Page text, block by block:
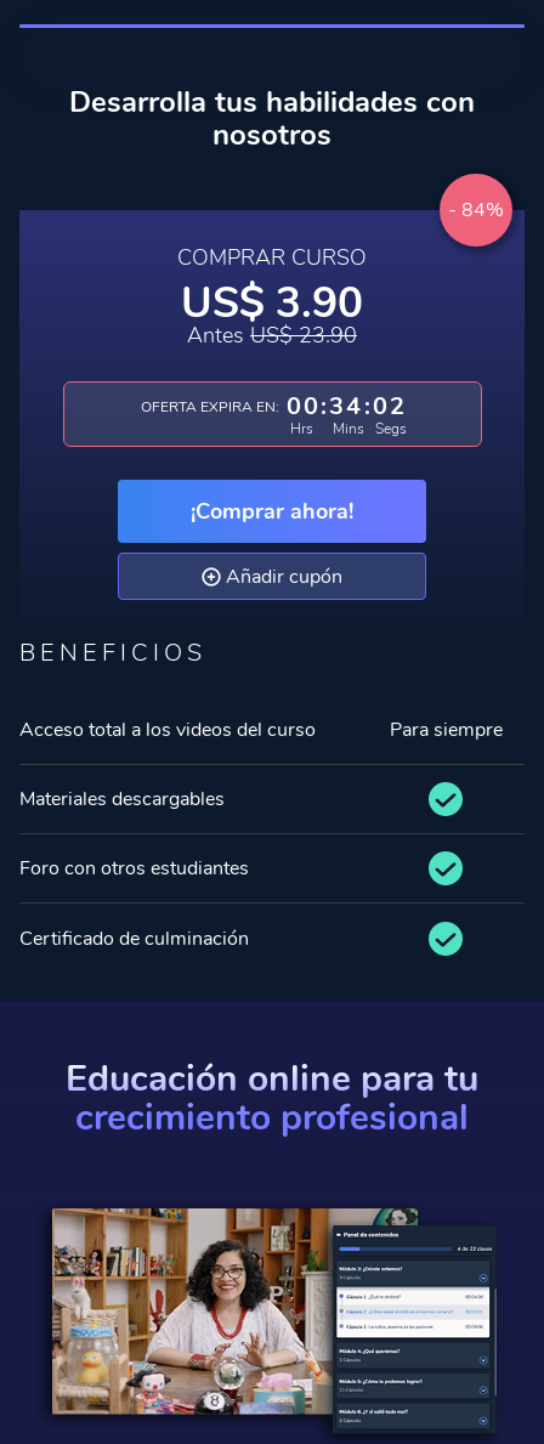
Desarrolla tus habilidades con
nosotros
- 84%
COMPRAR CURSO
US$ 3.90
Antes US$ 23.90
OFERTA EXPIRA EN: 00
Hrs
:34
Mins
:02
Segs
¡Comprar ahora!
Añadir cupón
BENEFICIOS
Acceso total a los videos del curso
Materiales descargables
Foro con otros estudiantes
Certificado de culminación
Para siempre
Educación online para tu
crecimiento profesional